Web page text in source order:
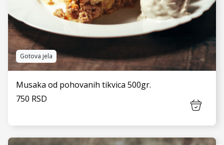
Gotova jela
Musaka od pohovanih tikvica 500gr.
750 RSD